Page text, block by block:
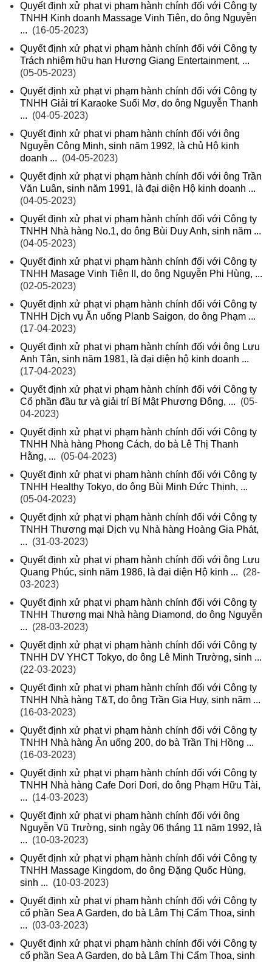
Quyết định xử phạt vi phạm hành chính đối với Công ty
TNHH Kinh doanh Massage Vinh Tiên, do ông Nguyễn
... (16-05-2023)
Quyết định xử phạt vi phạm hành chính đối với Công ty
Trách nhiệm hữu hạn Hương Giang Entertainment, ...
(05-05-2023)
Quyết định xử phạt vi phạm hành chính đối với Công ty
TNHH Giải trí Karaoke Suối Mơ, do ông Nguyễn Thanh
... (04-05-2023)
Quyết định xử phạt vi phạm hành chính đối với ông
Nguyễn Công Minh, sinh năm 1992, là chủ Hộ kinh
doanh ... (04-05-2023)
Quyết định xử phạt vi phạm hành chính đối với ông Trần
Văn Luân, sinh năm 1991, là đại diện Hộ kinh doanh ...
(04-05-2023)
Quyết định xử phạt vi phạm hành chính đối với Công ty
TNHH Nhà hàng No.1, do ông Bùi Duy Anh, sinh năm ...
(04-05-2023)
Quyết định xử phạt vi phạm hành chính đối với Công ty
TNHH Masage Vinh Tiên II, do ông Nguyễn Phi Hùng, ...
(02-05-2023)
Quyết định xử phạt vi phạm hành chính đối với Công ty
TNHH Dịch vụ Ăn uống Planb Saigon, do ông Phạm ...
(17-04-2023)
Quyết định xử phạt vi phạm hành chính đối với ông Lưu
Anh Tân, sinh năm 1981, là đại diện hộ kinh doanh ...
(17-04-2023)
Quyết định xử phạt vi phạm hành chính đối với Công ty
Cổ phần đầu tư và giải trí Bí Mật Phương Đông, ... (05-
04-2023)
Quyết định xử phạt vi phạm hành chính đối với Công ty
TNHH Nhà hàng Phong Cách, do bà Lê Thị Thanh
Hằng, ... (05-04-2023)
Quyết định xử phạt vi phạm hành chính đối với Công ty
TNHH Healthy Tokyo, do ông Bùi Minh Đức Thịnh, ...
(05-04-2023)
Quyết định xử phạt vi phạm hành chính đối với Công ty
TNHH Thương mại Dịch vụ Nhà hàng Hoàng Gia Phát,
... (31-03-2023)
Quyết định xử phạt vi phạm hành chính đối với ông Lưu
Quang Phúc, sinh năm 1986, là đại diện Hộ kinh ... (28-
03-2023)
Quyết định xử phạt vi phạm hành chính đối với Công ty
TNHH Thương mại Nhà hàng Diamond, do ông Nguyễn
... (28-03-2023)
Quyết định xử phạt vi phạm hành chính đối với Công ty
TNHH DV YHCT Tokyo, do ông Lê Minh Trường, sinh ...
(22-03-2023)
Quyết định xử phạt vi phạm hành chính đối với Công ty
TNHH Nhà hàng T&T, do ông Trần Gia Huy, sinh năm ...
(16-03-2023)
Quyết định xử phạt vi phạm hành chính đối với Công ty
TNHH Nhà hàng Ăn uống 200, do bà Trần Thị Hồng ...
(16-03-2023)
Quyết định xử phạt vi phạm hành chính đối với Công ty
TNHH Nhà hàng Cafe Dori Dori, do ông Phạm Hữu Tài,
... (14-03-2023)
Quyết định xử phạt vi phạm hành chính đối với ông
Nguyễn Vũ Trường, sinh ngày 06 tháng 11 năm 1992, là
... (10-03-2023)
Quyết định xử phạt vi phạm hành chính đối với Công ty
TNHH Massage Kingdom, do ông Đặng Quốc Hùng,
sinh ... (10-03-2023)
Quyết định xử phạt vi phạm hành chính đối với Công ty
cổ phần Sea A Garden, do bà Lâm Thị Cẩm Thoa, sinh
... (03-03-2023)
Quyết định xử phạt vi phạm hành chính đối với Công ty
cổ phần Sea A Garden, do bà Lâm Thị Cẩm Thoa, sinh